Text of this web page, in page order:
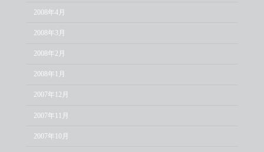
2008年4月
2008年3月
2008年2月
2008年1月
2007年12月
2007年11月
2007年10月